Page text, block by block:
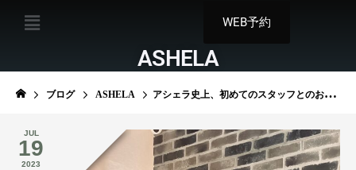
WEB予約
ASHELA
ブログ ASHELA アシェラ史上、初めてのスタッフとのお別れ
JUL
19
2023